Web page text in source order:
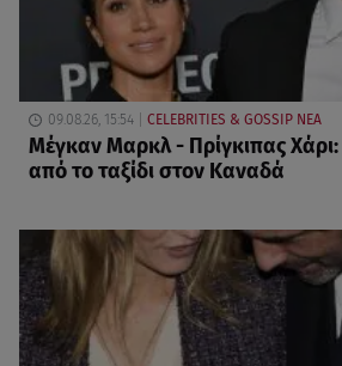
09.08.26, 15:54 CELEBRITIES & GOSSIP ΝΕΑ
Μέγκαν Μαρκλ - Πρίγκιπας
από το ταξίδι στον Καναδά